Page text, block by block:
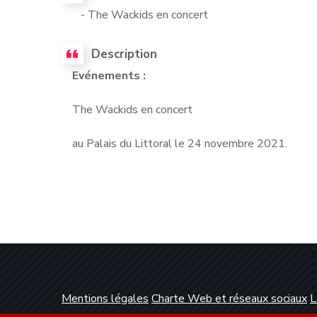
- The Wackids en concert
Description
Evénements :
The Wackids en concert
au Palais du Littoral le 24 novembre 2021.
Mentions légales Charte Web et réseaux sociaux